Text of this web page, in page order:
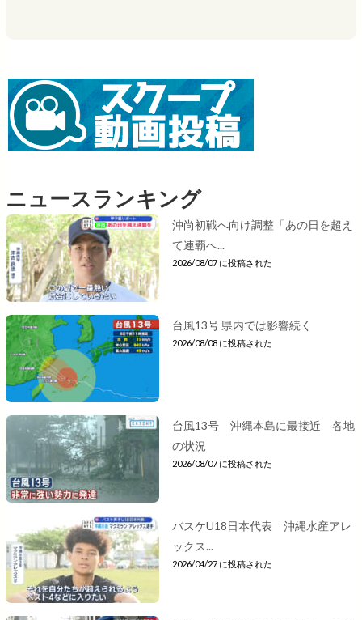
ニュースランキング
沖尚初戦へ向け調整「あの日を超え
て連覇へ...
2026/08/07 に投稿された
台風13号 県内では影響続く
2026/08/08 に投稿された
台風13号 沖縄本島に最接近 各地
の状況
2026/08/07 に投稿された
バスケU18日本代表 沖縄水産アレ
ックス...
2026/04/27 に投稿された